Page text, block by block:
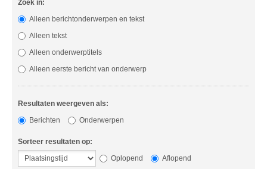
Zoek in:
Alleen berichtonderwerpen en tekst
Alleen tekst
Alleen onderwerptitels
Alleen eerste bericht van onderwerp
Resultaten weergeven als:
Berichten
Onderwerpen
Sorteer resultaten op:
Oplopend
Aflopend